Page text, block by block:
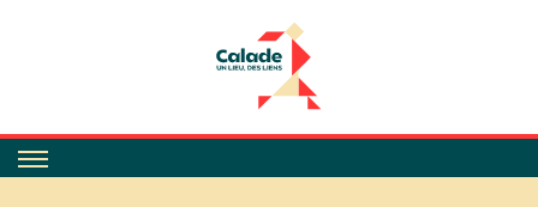
Calade